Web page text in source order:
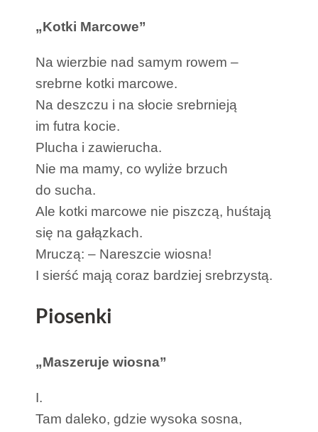
„Kotki Marcowe”
Na wierzbie nad samym rowem –
srebrne kotki marcowe.
Na deszczu i na słocie srebrnieją
im futra kocie.
Plucha i zawierucha.
Nie ma mamy, co wyliże brzuch
do sucha.
Ale kotki marcowe nie piszczą, huśtają
się na gałązkach.
Mruczą: – Nareszcie wiosna!
I sierść mają coraz bardziej srebrzystą.
Piosenki
„Maszeruje wiosna”
I.
Tam daleko, gdzie wysoka sosna,